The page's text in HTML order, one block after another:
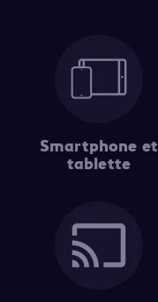
Smartphone et
tablette